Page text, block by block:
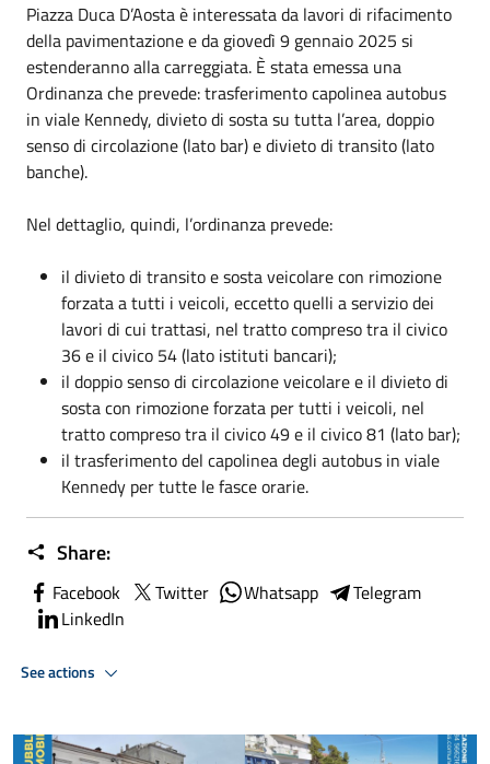
Piazza Duca D’Aosta è interessata da lavori di rifacimento
della pavimentazione e da giovedì 9 gennaio 2025 si
estenderanno alla carreggiata. È stata emessa una
Ordinanza che prevede: trasferimento capolinea autobus
in viale Kennedy, divieto di sosta su tutta l’area, doppio
senso di circolazione (lato bar) e divieto di transito (lato
banche).
Nel dettaglio, quindi, l’ordinanza prevede:
il divieto di transito e sosta veicolare con rimozione
forzata a tutti i veicoli, eccetto quelli a servizio dei
lavori di cui trattasi, nel tratto compreso tra il civico
36 e il civico 54 (lato istituti bancari);
il doppio senso di circolazione veicolare e il divieto di
sosta con rimozione forzata per tutti i veicoli, nel
tratto compreso tra il civico 49 e il civico 81 (lato bar);
il trasferimento del capolinea degli autobus in viale
Kennedy per tutte le fasce orarie.
Share:
Facebook Twitter Whatsapp
Telegram
LinkedIn
See actions